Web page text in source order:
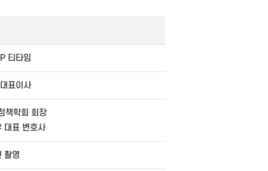
티타임
표이사
책학회 회장
대표 변호사
촬영